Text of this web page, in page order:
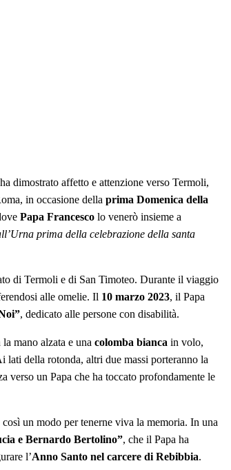
dimostrato affetto e attenzione verso Termoli,
in occasione della prima Domenica della
Papa Francesco lo venerò insieme a
prima della celebrazione della santa
di Termoli e di San Timoteo. Durante il viaggio
alle omelie. Il 10 marzo 2023, il Papa
, dedicato alle persone con disabilità.
mano alzata e una colomba bianca in volo,
lati della rotonda, altri due massi porteranno la
verso un Papa che ha toccato profondamente le
un modo per tenerne viva la memoria. In una
e Bernardo Bertolino”, che il Papa ha
l’Anno Santo nel carcere di Rebibbia.